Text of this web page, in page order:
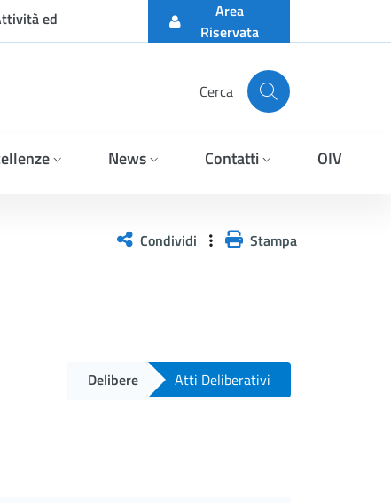
ed
Area
Riservata
Cerca
News Contatti OIV
Condividi Stampa
Delibere Atti Deliberativi